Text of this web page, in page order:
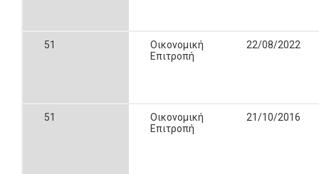
51
Οικονομική
Επιτροπή
22/08/2022
51
Οικονομική
Επιτροπή
21/10/2016